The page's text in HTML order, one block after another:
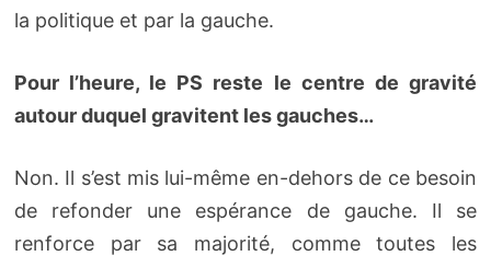
la politique et par la gauche.
Pour l’heure, le PS reste le centre de gravité
autour duquel gravitent les gauches…
Non. Il s’est mis lui-même en-dehors de ce besoin
de refonder une espérance de gauche. Il se
renforce par sa majorité, comme toutes les